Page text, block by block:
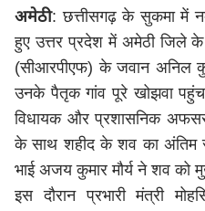
अमेठी: छत्तीसगढ़ के सुकमा में
हुए उत्तर प्रदेश में अमेठी जिले के
(सीआरपीएफ) के जवान अनिल
उनके पैतृक गांव पूरे खोझवा
विधायक और प्रशासनिक
के साथ शहीद के शव का अंतिम
भाई अजय कुमार मौर्य ने शव को
इस दौरान प्रभारी मंत्री